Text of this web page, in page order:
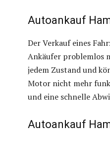
Autoankauf
Der Verkauf eines
Ankäufer problemlos
jedem Zustand und
Motor nicht mehr
und eine schnelle
Autoankauf